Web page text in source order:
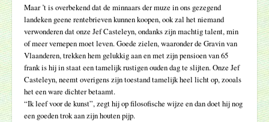
Maar ’t is overbekend dat de minnaars der muze in ons gezegend
landeken geene rentebrieven kunnen koopen, ook zal het niemand
verwonderen dat onze Jef Casteleyn, ondanks zijn machtig talent, min
of meer vernepen moet leven. Goede zielen, waaronder de Gravin van
Vlaanderen, trekken hem gelukkig aan en met zijn pensioen van 65
frank is hij in staat een tamelijk rustigen ouden dag te slijten. Onze Jef
Casteleyn, neemt overigens zijn toestand tamelijk heel licht op, zooals
het een ware dichter betaamt.
“Ik leef voor de kunst”, zegt hij op filosofische wijze en dan doet hij nog
een goeden trok aan zijn houten pijp.